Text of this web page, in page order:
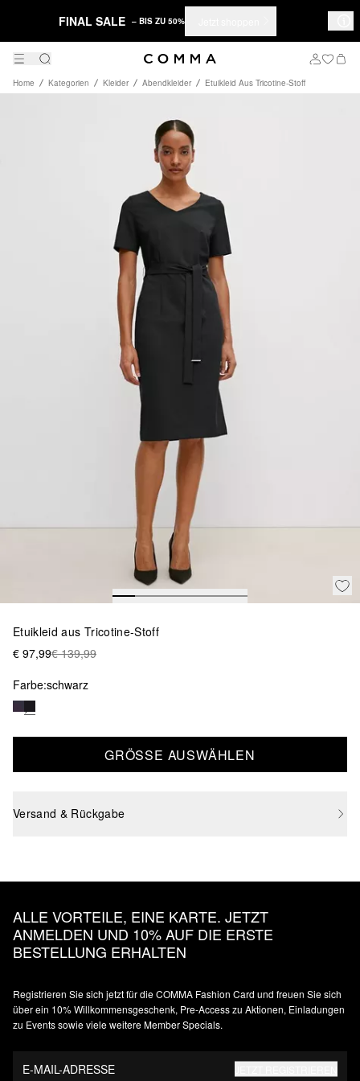
FINAL SALE – BIS ZU 50%
Home Kategorien Kleider Abendkleider Etuikleid Aus Tricotine-Stoff
Etuikleid aus Tricotine-Stoff
€ 97,99€ 139,99
Farbe:schwarz
GRÖSSE AUSWÄHLEN
Versand & Rückgabe
ALLE VORTEILE, EINE KARTE. JETZT
ANMELDEN UND 10% AUF DIE ERSTE
BESTELLUNG ERHALTEN
Registrieren Sie sich jetzt für die COMMA Fashion Card und freuen Sie sich
über ein 10% Willkommensgeschenk, Pre-Access zu Aktionen, Einladungen
zu Events sowie viele weitere Member Specials.
E-MAIL-ADRESSE